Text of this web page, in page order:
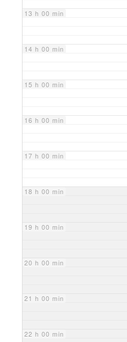
13 h 00 min
14 h 00 min
15 h 00 min
16 h 00 min
17 h 00 min
18 h 00 min
19 h 00 min
20 h 00 min
21 h 00 min
22 h 00 min